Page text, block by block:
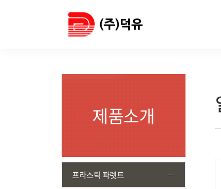
제품소개
프라스틱 파렛트